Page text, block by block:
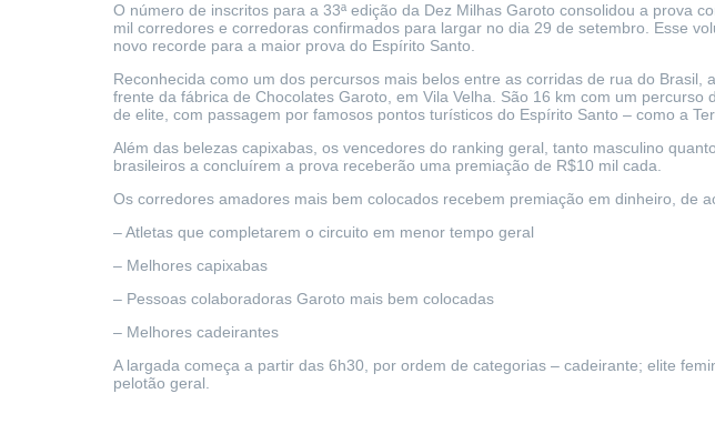
O número de inscritos para a 33ª edição da Dez Milhas Garoto consolidou a prova
mil corredores e corredoras confirmados para largar no dia 29 de setembro. Esse
novo recorde para a maior prova do Espírito Santo.
Reconhecida como um dos percursos mais belos entre as corridas de rua do
frente da fábrica de Chocolates Garoto, em Vila Velha. São 16 km com um
de elite, com passagem por famosos pontos turísticos do Espírito Santo – como a
Além das belezas capixabas, os vencedores do ranking geral, tanto masculino
brasileiros a concluírem a prova receberão uma premiação de R$10 mil cada.
Os corredores amadores mais bem colocados recebem premiação em dinheiro, de
– Atletas que completarem o circuito em menor tempo geral
– Melhores capixabas
– Pessoas colaboradoras Garoto mais bem colocadas
– Melhores cadeirantes
A largada começa a partir das 6h30, por ordem de categorias – cadeirante; elite
pelotão geral.